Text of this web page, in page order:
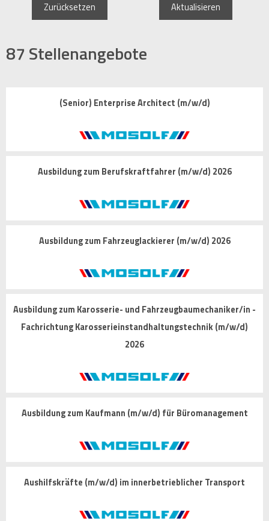
Zurücksetzen Aktualisieren
87 Stellenangebote
(Senior) Enterprise Architect (m/w/d)
Ausbildung zum Berufskraftfahrer (m/w/d) 2026
Ausbildung zum Fahrzeuglackierer (m/w/d) 2026
Ausbildung zum Karosserie- und Fahrzeugbaumechaniker/in -
Fachrichtung Karosserieinstandhaltungstechnik (m/w/d)
2026
Ausbildung zum Kaufmann (m/w/d) für Büromanagement
Aushilfskräfte (m/w/d) im innerbetrieblicher Transport